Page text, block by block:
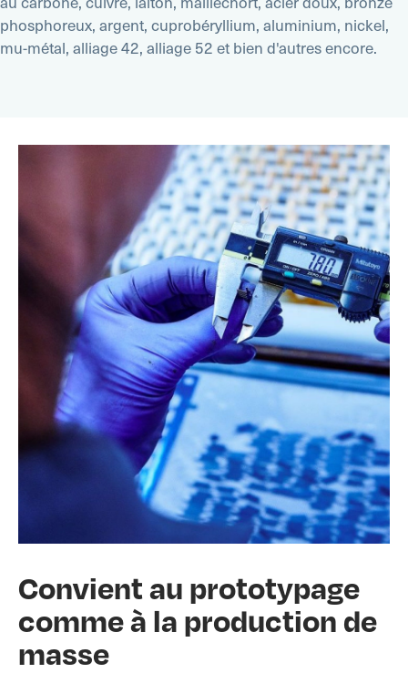
phosphoreux, argent, cuprobéryllium, aluminium, nickel,
mu-métal, alliage 42, alliage 52 et bien d'autres encore.
Convient au prototypage
comme à la production de
masse